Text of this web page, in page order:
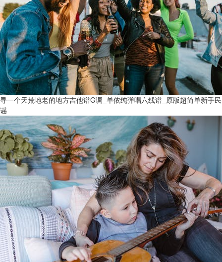
寻一个天荒地老的地方吉他谱G调_单依纯弹唱六线谱_原版超简单新手民
谣